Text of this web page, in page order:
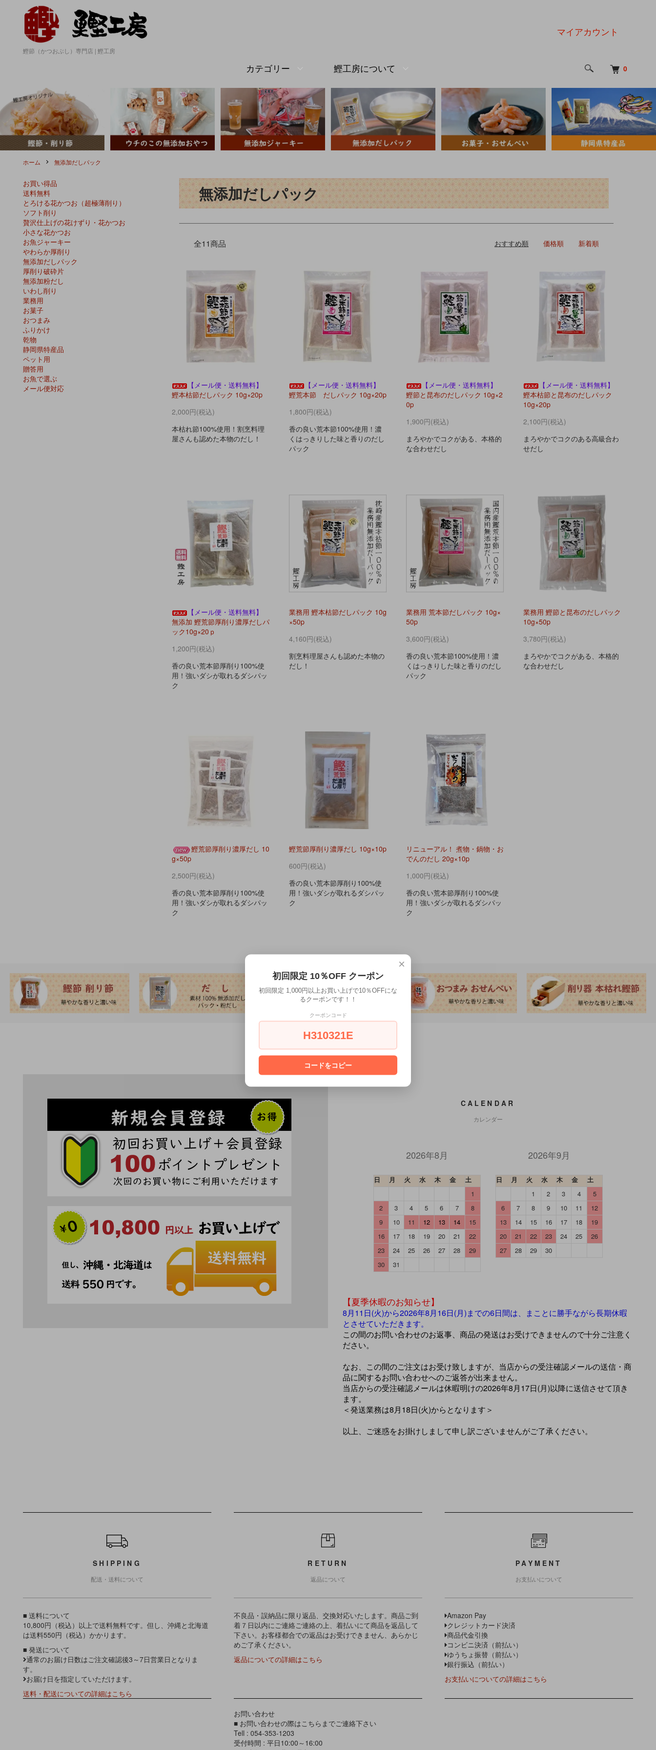
鰹節（かつおぶし）専門店 | 鰹工房
0
カテゴリー 鰹工房について
マイアカウント
ホーム 無添加だしパック
無添加だしパック
全11商品 おすすめ順 価格順 新着順
【メール便・送料無料】
鰹本枯節だしパック 10g×20p
2,000円(税込)
本枯れ節100%使用！割烹料理
屋さんも認めた本物のだし！
【メール便・送料無料】
鰹荒本節 だしパック 10g×20p
1,800円(税込)
香の良い荒本節100%使用！濃
くはっきりした味と香りのだし
パック
【メール便・送料無料】
鰹節と昆布のだしパック 10g×2
0p
1,900円(税込)
まろやかでコクがある、本格的
な合わせだし
【メール便・送料無料】
鰹本枯節と昆布のだしパック
10g×20p
2,100円(税込)
まろやかでコクのある高級合わ
せだし
【メール便・送料無料】
無添加 鰹荒節厚削り濃厚だしパ
ック10g×20ｐ
1,200円(税込)
香の良い荒本節厚削り100%使
用！強いダシが取れるダシパッ
ク
業務用 鰹本枯節だしパック 10g
×50p
4,160円(税込)
割烹料理屋さんも認めた本物の
だし！
業務用 荒本節だしパック 10g×
50p
3,600円(税込)
香の良い荒本節100%使用！濃
くはっきりした味と香りのだし
パック
業務用 鰹節と昆布のだしパック
10g×50p
3,780円(税込)
まろやかでコクがある、本格的
な合わせだし
鰹荒節厚削り濃厚だし 10
g×50p
2,500円(税込)
香の良い荒本節厚削り100%使
用！強いダシが取れるダシパッ
ク
鰹荒節厚削り濃厚だし 10g×10p
600円(税込)
香の良い荒本節厚削り100%使
用！強いダシが取れるダシパッ
ク
リニューアル！ 煮物・鍋物・お
でんのだし 20g×10p
1,000円(税込)
香の良い荒本節厚削り100%使
用！強いダシが取れるダシパッ
ク
お買い得品
送料無料
とろける花かつお（超極薄削り）
ソフト削り
贅沢仕上げの花けずり・花かつお
小さな花かつお
お魚ジャーキー
やわらか厚削り
無添加だしパック
厚削り破砕片
無添加粉だし
いわし削り
業務用
お菓子
おつまみ
ふりかけ
乾物
静岡県特産品
ペット用
贈答用
お魚で選ぶ
メール便対応
CALENDAR
カレンダー
2026年8月
日 月 火 水 木 金
土
1
2
3 4 5 6 7
8
9
10 11 12 13 14
15
16
17 18 19 20 21
22
23
24 25 26 27 28
29
30
31
2026年9月
日 月 火 水 木 金
土
1
2 3 4
5
6
7 8 9 10 11
12
13
14 15 16 17 18
19
20
21 22 23 24 25
26
27
28 29 30
【夏季休暇のお知らせ】
8月11日(火)から2026年8月16日(月)までの6日間は、まことに勝手ながら長期休暇
とさせていただきます。
この間のお問い合わせのお返事、商品の発送はお受けできませんので十分ご注意く
ださい。
なお、この間のご注文はお受け致しますが、当店からの受注確認メールの送信・商
品に関するお問い合わせへのご返答が出来ません。
当店からの受注確認メールは休暇明けの2026年8月17日(月)以降に送信させて頂き
ます。
＜発送業務は8月18日(火)からとなります＞
以上、ご迷惑をお掛けしまして申し訳ございませんがご了承ください。
ショッピングガイド
SHIPPING
配送・送料について
■ 送料について
10,800円（税込）以上で送料無料です。但し、沖縄と北海道
は送料550円（税込）かかります。
■ 発送について
通常のお届け日数はご注文確認後3～7日営業日となりま
す。
お届け日を指定していただけます。
送料・配送についての詳細はこちら
RETURN
返品について
不良品・誤納品に限り返品、交換対応いたします。商品ご到
着７日以内にご連絡ご連絡の上、着払いにて商品を返品して
下さい。お客様都合での返品はお受けできません、あらかじ
めご了承ください。
返品についての詳細はこちら
お問い合わせ
■ お問い合わせの際はこちらまでご連絡下さい
Tell : 054-353-1203
受付時間 : 平日10:00～16:00
PAYMENT
お支払いについて
Amazon Pay
クレジットカード決済
商品代金引換
コンビニ決済（前払い）
ゆうちょ振替（前払い）
銀行振込（前払い）
お支払いについての詳細はこちら
×
初回限定 10％OFF クーポン
初回限定 1,000円以上お買い上げで10％OFFにな
るクーポンです！！
クーポンコード
H310321E
コードをコピー